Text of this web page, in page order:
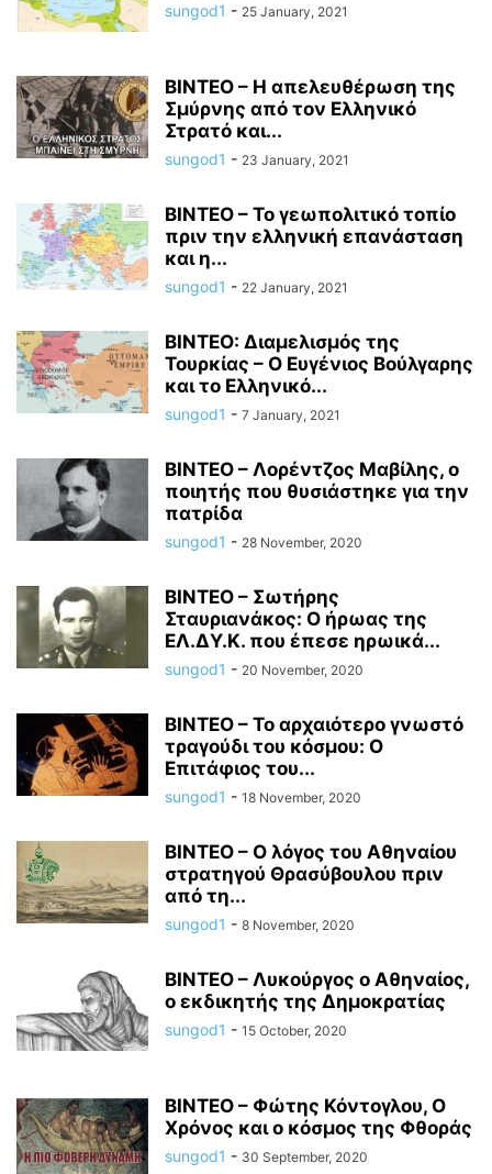
sungod1 - 25 January, 2021
ΒΙΝΤΕΟ – Η απελευθέρωση της
Σμύρνης από τον Ελληνικό
Στρατό και...
sungod1 - 23 January, 2021
ΒΙΝΤΕΟ – Το γεωπολιτικό τοπίο
πριν την ελληνική επανάσταση
και η...
sungod1 - 22 January, 2021
ΒΙΝΤΕΟ: Διαμελισμός της
Τουρκίας – Ο Ευγένιος Βούλγαρης
και το Ελληνικό...
sungod1 - 7 January, 2021
ΒΙΝΤΕΟ – Λορέντζος Μαβίλης, ο
ποιητής που θυσιάστηκε για την
πατρίδα
sungod1 - 28 November, 2020
ΒΙΝΤΕΟ – Σωτήρης
Σταυριανάκος: Ο ήρωας της
ΕΛ.ΔΥ.Κ. που έπεσε ηρωικά...
sungod1 - 20 November, 2020
ΒΙΝΤΕΟ – Το αρχαιότερο γνωστό
τραγούδι του κόσμου: Ο
Επιτάφιος του...
sungod1 - 18 November, 2020
ΒΙΝΤΕΟ – Ο λόγος του Αθηναίου
στρατηγού Θρασύβουλου πριν
από τη...
sungod1 - 8 November, 2020
ΒΙΝΤΕΟ – Λυκούργος ο Αθηναίος,
ο εκδικητής της Δημοκρατίας
sungod1 - 15 October, 2020
ΒΙΝΤΕΟ – Φώτης Κόντογλου, Ο
Χρόνος και ο κόσμος της Φθοράς
sungod1 - 30 September, 2020